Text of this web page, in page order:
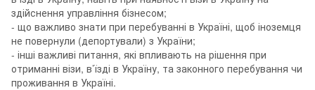
здійснення управління бізнесом;
- що важливо знати при перебуванні в Україні, щоб іноземця
не повернули (депортували) з України;
- інші важливі питання, які впливають на рішення при
отриманні візи, в’їзді в Україну, та законного перебування чи
проживання в Україні.